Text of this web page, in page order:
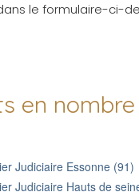
le formulaire-ci-
en
Judiciaire Essonne (91)
Judiciaire Hauts de